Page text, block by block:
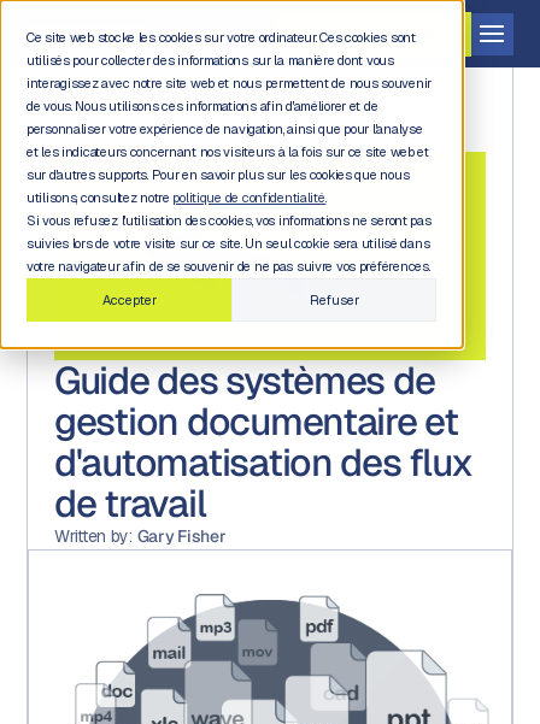
Ce site web stocke les cookies sur votre ordinateur. Ces cookies sont
utilisés pour collecter des informations sur la manière dont vous
interagissez avec notre site web et nous permettent de nous souvenir
de vous. Nous utilisons ces informations afin d'améliorer et de
personnaliser votre expérience de navigation, ainsi que pour l'analyse
et les indicateurs concernant nos visiteurs à la fois sur ce site web et
sur d'autres supports. Pour en savoir plus sur les cookies que nous
utilisons, consultez notre politique de confidentialité.
Si vous refusez l'utilisation des cookies, vos informations ne seront pas
suivies lors de votre visite sur ce site. Un seul cookie sera utilisé dans
votre navigateur afin de se souvenir de ne pas suivre vos préférences.
Accepter
Refuser
Demander une démo
Back to
blog
Guide des systèmes de
gestion documentaire et
d'automatisation des flux
de travail
Written by: Gary Fisher